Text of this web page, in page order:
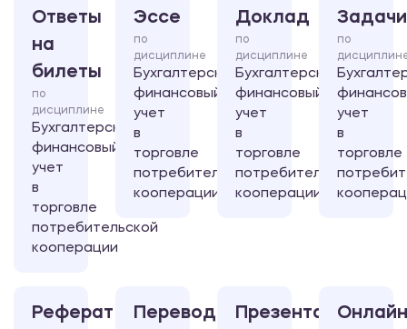
Ответы
на
билеты
по
дисциплине
Бухгалтерский
финансовый
учет
в
торговле
потребительской
кооперации
Эссе
по
дисциплине
Бухгалтерский
финансовый
учет
в
торговле
потребительской
кооперации
Доклад
по
дисциплине
Бухгалтерский
финансовый
учет
в
торговле
потребительской
кооперации
Задачи
по
учет
в
торговле
Реферат Перевод Презентация